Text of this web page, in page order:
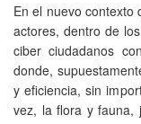
En el nuevo contexto
actores, dentro de
ciber ciudadanos
donde,
y eficiencia, sin
vez, la flora y fauna,